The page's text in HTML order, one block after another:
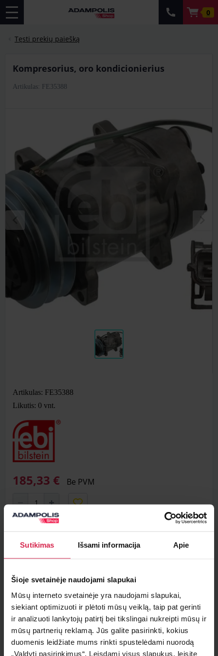
Sutikimas Išsami informacija Apie
Šioje svetainėje naudojami slapukai
Mūsų interneto svetainėje yra naudojami slapukai,
siekiant optimizuoti ir plėtoti mūsų veiklą, taip pat gerinti
ir analizuoti lankytojų patirtį bei tikslingai nukreipti mūsų ir
mūsų partnerių reklamą. Jūs galite pasirinkti, kokius
duomenis leidžiate mums rinkti spustelėdami nuorodą
„Valdyti pasirinkimus“. Leisdami visus slapukus, leisite
0
Tęsti prekių paiešką
kompresorius, oro kondicionierius
Artikulas: FE35388
Artikulas: FE35388
Likutis: 0 vnt.
185,33 € Be PVM
Minimalus pirkimo kiekis 1
Teirautis apie prekę
Radai pigiau ?